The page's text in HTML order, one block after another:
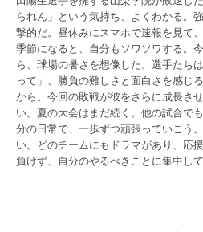
られん」という気持ち、よくわかる。
撃的だ。昼休みにスマホで速報を見て
季節になると、自分もソワソワする。
ら、球場の暑さを想像した。選手たち
って」、勝負の難しさと面白さを感じ
から。今回の敗戦が彼をさらに成長さ
い。夏の大会はまだ続く。他の試合で
分の日常で、一歩ずつ頑張っていこう
い。どのチームにもドラマがあり、応
負けず、自分のやるべきことに集中して